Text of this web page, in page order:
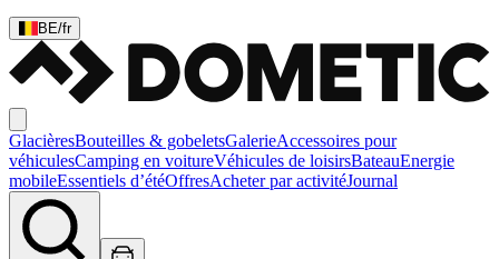
BE/fr
GlacièresBouteilles & gobeletsGalerieAccessoires pour
véhiculesCamping en voitureVéhicules de loisirsBateauEnergie
mobileEssentiels d’étéOffresAcheter par activitéJournal